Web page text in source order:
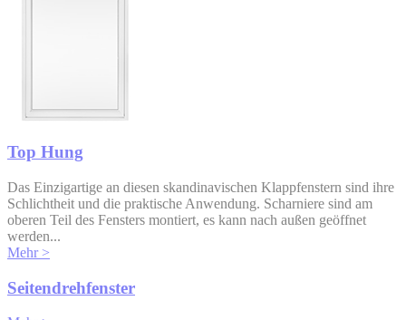
Top Hung
Das Einzigartige an diesen skandinavischen Klappfenstern sind ihre
Schlichtheit und die praktische Anwendung. Scharniere sind am
oberen Teil des Fensters montiert, es kann nach außen geöffnet
werden...
Mehr >
Seitendrehfenster